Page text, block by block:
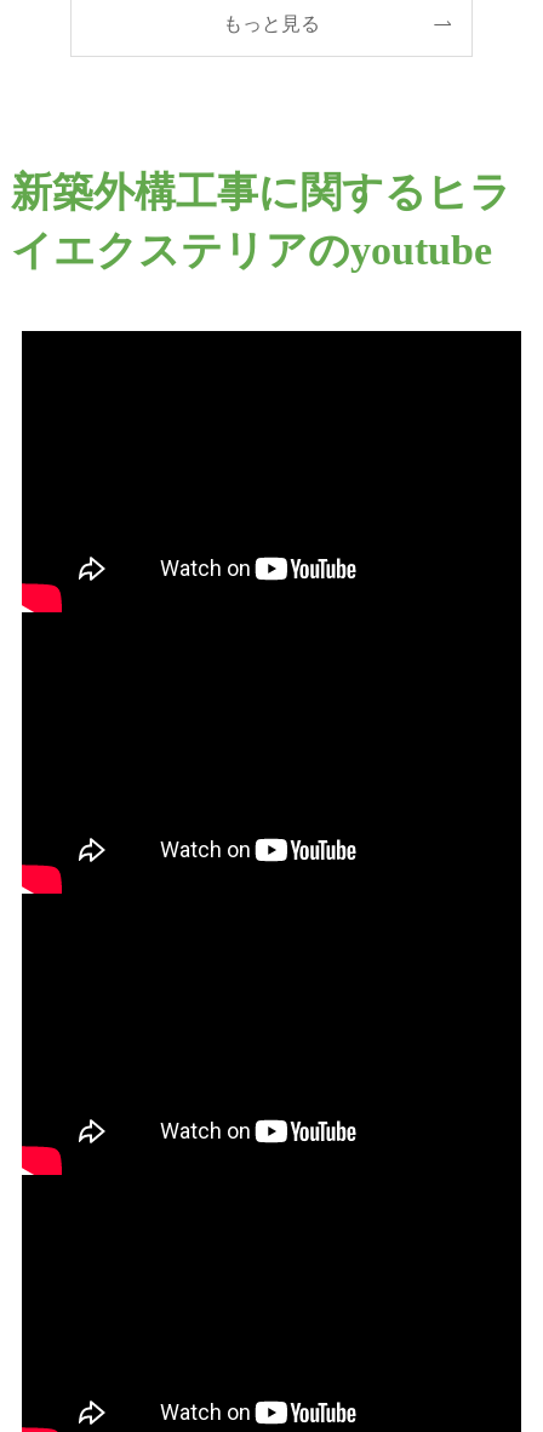
もっと見る
新築外構工事に関するヒラ
イエクステリアのyoutube